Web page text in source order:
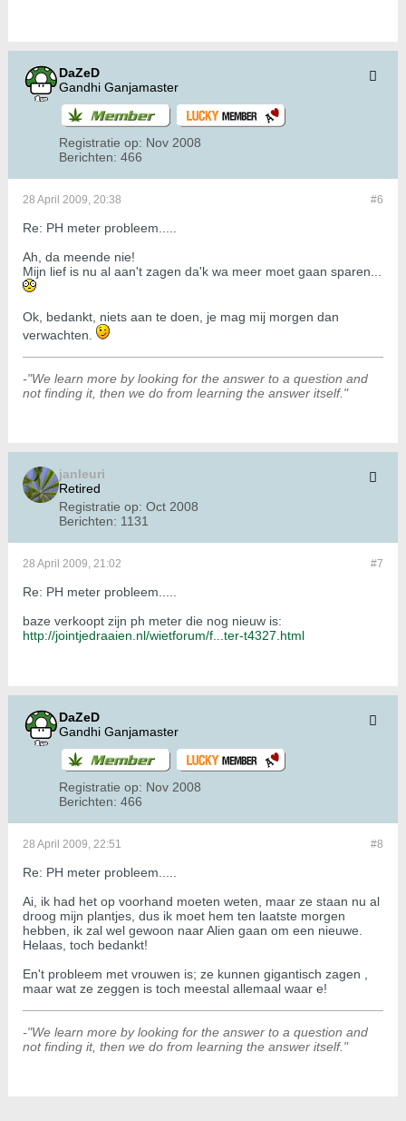
DaZeD
Gandhi Ganjamaster
Registratie op: Nov 2008
Berichten: 466
#6
28 April 2009, 20:38
Re: PH meter probleem.....
Ah, da meende nie!
Mijn lief is nu al aan't zagen da'k wa meer moet gaan sparen...
Ok, bedankt, niets aan te doen, je mag mij morgen dan
verwachten.
-"We learn more by looking for the answer to a question and
not finding it, then we do from learning the answer itself."
janleuri
Retired
Registratie op: Oct 2008
Berichten: 1131
#7
28 April 2009, 21:02
Re: PH meter probleem.....
baze verkoopt zijn ph meter die nog nieuw is:
http://jointjedraaien.nl/wietforum/f...ter-t4327.html
DaZeD
Gandhi Ganjamaster
Registratie op: Nov 2008
Berichten: 466
#8
28 April 2009, 22:51
Re: PH meter probleem.....
Ai, ik had het op voorhand moeten weten, maar ze staan nu al
droog mijn plantjes, dus ik moet hem ten laatste morgen
hebben, ik zal wel gewoon naar Alien gaan om een nieuwe.
Helaas, toch bedankt!
En't probleem met vrouwen is; ze kunnen gigantisch zagen ,
maar wat ze zeggen is toch meestal allemaal waar e!
-"We learn more by looking for the answer to a question and
not finding it, then we do from learning the answer itself."